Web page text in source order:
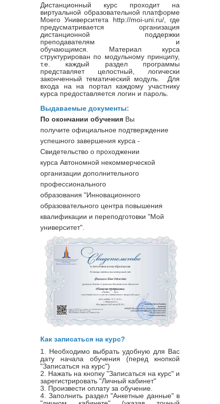
Дистанционный курс проходит на
виртуальной образовательной платформе
Моего Университета http://moi-uni.ru/, где
предусматривается организация
дистанционной поддержки
преподавателям и
обучающимся. Материал курса
структурирован по модульному принципу,
т.е. каждый раздел программы
представляет целостный, логически
законченный тематический модуль. Для
входа на на портал каждому участнику
курса предоставляется логин и пароль.
Выдаваемые документы:
По окончании обучения Вы
получите официальное подтверждение
успешного завершения курса -
Свидетельство о проходжении
курса Автономной некоммерческой
организации дополнительного
профессионального
образования "Инновационного
образовательного центра повышения
квалификации и переподготовки "Мой
университет".
Как записаться на курс?
1. Необходимо выбрать удобную для Вас
дату начала обучения (перед кнопкой
"Записаться на курс")
2. Нажать на кнопку "Записаться на курс" и
зарегистрировать "Личный кабинет"
3. Произвести оплату за обучение.
4. Заполнить раздел "Анкетные данные" в